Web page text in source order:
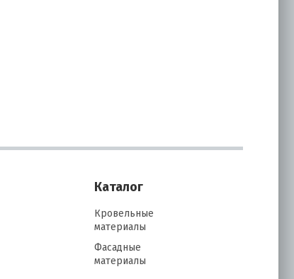
Каталог
Кровельные
материалы
Фасадные
материалы